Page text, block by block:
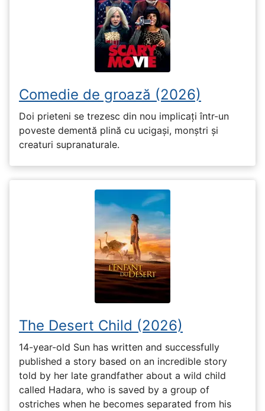
Comedie de groază (2026)
Doi prieteni se trezesc din nou implicați într-un
poveste dementă plină cu ucigași, monștri și
creaturi supranaturale.
The Desert Child (2026)
14-year-old Sun has written and successfully
published a story based on an incredible story
told by her late grandfather about a wild child
called Hadara, who is saved by a group of
ostriches when he becomes separated from his